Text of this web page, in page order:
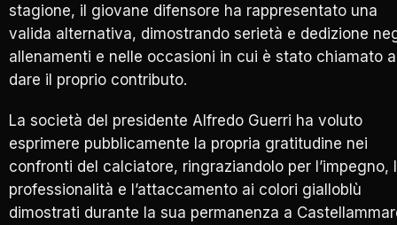
stagione, il giovane difensore ha rappresentato una
valida alternativa, dimostrando serietà e dedizione
allenamenti e nelle occasioni in cui è stato chiamato a
dare il proprio contributo.
La società del presidente Alfredo Guerri ha voluto
esprimere pubblicamente la propria gratitudine nei
confronti del calciatore, ringraziandolo per l’impegno,
professionalità e l’attaccamento ai colori gialloblù
dimostrati durante la sua permanenza a